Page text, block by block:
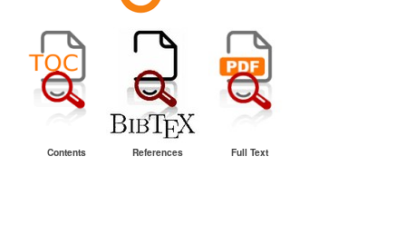
Contents References Full Text